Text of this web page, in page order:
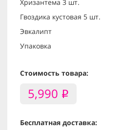
Хризантема 3 шт.
Гвоздика кустовая 5 шт.
Эвкалипт
Упаковка
Стоимость товара:
5,990 i
Бесплатная доставка: